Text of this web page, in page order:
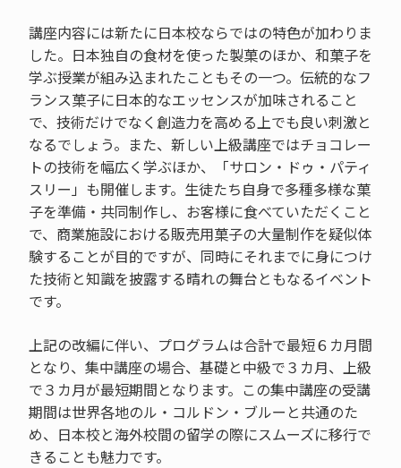
講座内容には新たに日本校ならではの特色が加わりま
した。日本独自の食材を使った製菓のほか、和菓子を
学ぶ授業が組み込まれたこともその一つ。伝統的なフ
ランス菓子に日本的なエッセンスが加味されること
で、技術だけでなく創造力を高める上でも良い刺激と
なるでしょう。また、新しい上級講座ではチョコレー
トの技術を幅広く学ぶほか、「サロン・ドゥ・パティ
スリー」も開催します。生徒たち自身で多種多様な菓
子を準備・共同制作し、お客様に食べていただくこと
で、商業施設における販売用菓子の大量制作を疑似体
験することが目的ですが、同時にそれまでに身につけ
た技術と知識を披露する晴れの舞台ともなるイベント
です。
上記の改編に伴い、プログラムは合計で最短６カ月間
となり、集中講座の場合、基礎と中級で３カ月、上級
で３カ月が最短期間となります。この集中講座の受講
期間は世界各地のル・コルドン・ブルーと共通のた
め、日本校と海外校間の留学の際にスムーズに移行で
きることも魅力です。